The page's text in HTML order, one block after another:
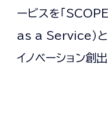
ービスを「
as a Service）と
イノベーション創